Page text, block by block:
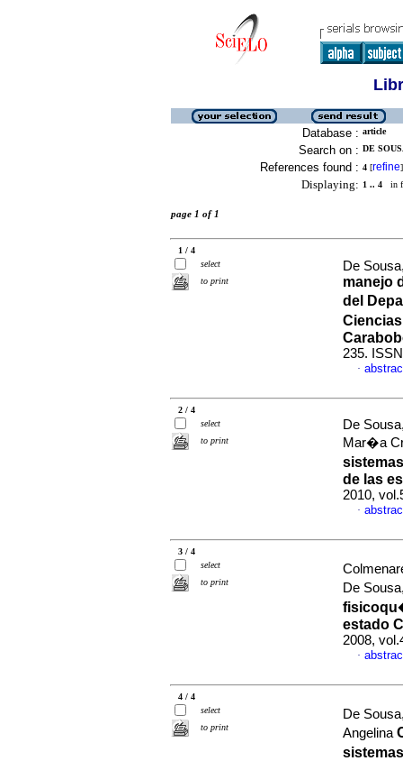
Database : article
Search on : DE
References found : 4 [refine]
Displaying: 1 .. 4 in
page 1 of 1
1 / 4
select
to print
De
manejo
del
235.
·
2 / 4
select
to print
De
Mar�a
de las
2010,
·
3 / 4
select
to print
De
estado
2008,
·
4 / 4
select
to print
De
Angelina